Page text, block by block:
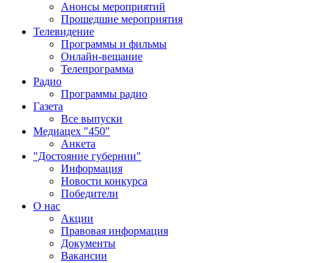
Анонсы мероприятий
Прошедшие мероприятия
Телевидение
Программы и фильмы
Онлайн-вещание
Телепрограмма
Радио
Программы радио
Газета
Все выпуски
Медиацех "450"
Анкета
"Достояние губернии"
Информация
Новости конкурса
Победители
О нас
Акции
Правовая информация
Документы
Вакансии